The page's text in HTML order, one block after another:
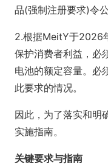
品(强制注册要求)令公
2.根据MeitY于2026
保护消费者利益，必
电池的额定容量。必
此要求的情况。
因此，为了落实和明
实施指南。
关键要求与指南